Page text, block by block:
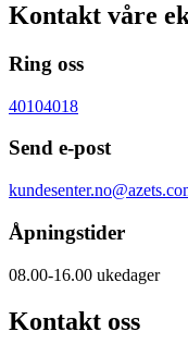
Kontakt våre
Ring oss
40104018
Send e-post
Åpningstider
08.00-16.00 ukedager
Kontakt oss